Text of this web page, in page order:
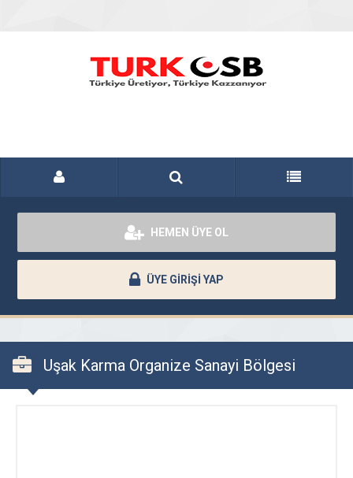
HEMEN ÜYE OL
ÜYE GİRİŞİ YAP
Uşak Karma Organize Sanayi Bölgesi